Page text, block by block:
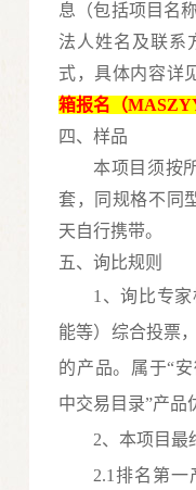
息（包括项目名
法人姓名及联系
式 ，具体内容详
箱报名（
四、样品
本项目须按
套，同规格不同
天自行携带。
五、询比规则
1、询比专
能等）综合投票
的产品。属于“
中交易目录”产品
2、本项目最
2.1排名第一